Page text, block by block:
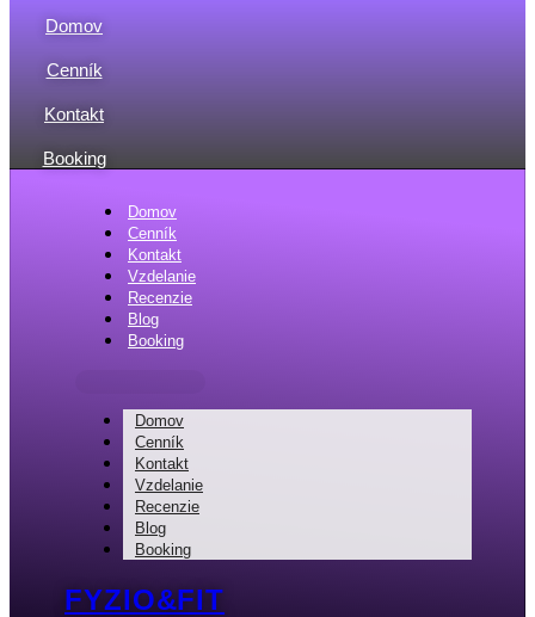
Domov
Cenník
Kontakt
Booking
Domov
Cenník
Kontakt
Vzdelanie
Recenzie
Blog
Booking
Domov
Cenník
Kontakt
Vzdelanie
Recenzie
Blog
Booking
FYZIO&FIT